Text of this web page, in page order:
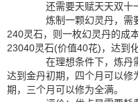
还需要天赋天天双十
炼制一颗幻灵丹，需
240灵石，则一枚幻灵丹的成
23040灵石(价值40花)，达到
在理想条件下，炼丹需
达到金丹初期，四个月可以修
期，三个月可以修为全满。